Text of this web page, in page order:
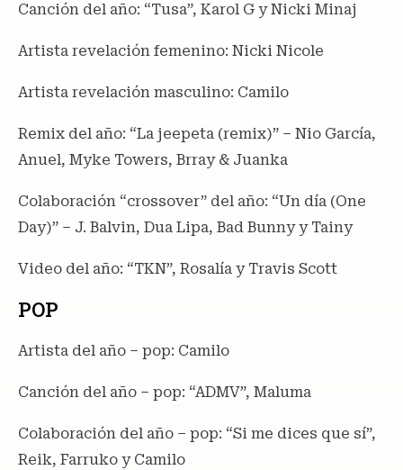
Canción del año: “Tusa”, Karol G y Nicki Minaj
Artista revelación femenino: Nicki Nicole
Artista revelación masculino: Camilo
Remix del año: “La jeepeta (remix)” – Nio García,
Anuel, Myke Towers, Brray & Juanka
Colaboración “crossover” del año: “Un día (One
Day)” – J. Balvin, Dua Lipa, Bad Bunny y Tainy
Video del año: “TKN”, Rosalía y Travis Scott
POP
Artista del año – pop: Camilo
Canción del año – pop: “ADMV”, Maluma
Colaboración del año – pop: “Si me dices que sí”,
Reik, Farruko y Camilo